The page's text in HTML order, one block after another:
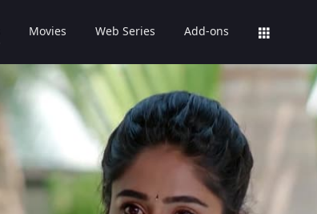
Movies Web Series Add-ons